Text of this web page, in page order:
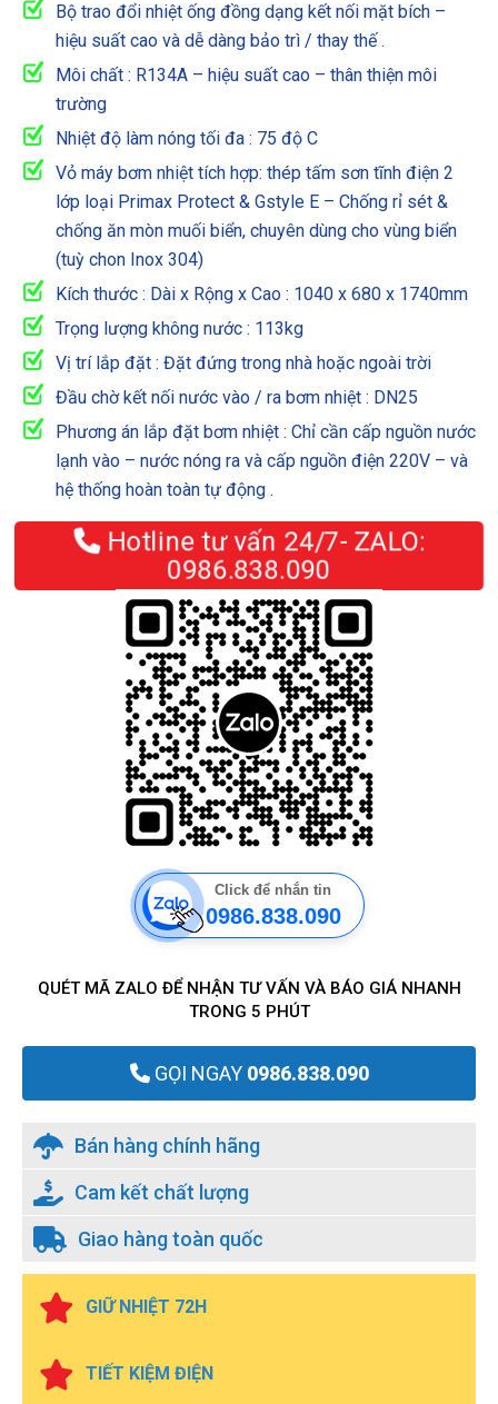
Bộ trao đổi nhiệt ống đồng dạng kết nối mặt bích –
hiệu suất cao và dễ dàng bảo trì / thay thế .
Môi chất : R134A – hiệu suất cao – thân thiện môi
trường
Nhiệt độ làm nóng tối đa : 75 độ C
Vỏ máy bơm nhiệt tích hợp: thép tấm sơn tĩnh điện 2
lớp loại Primax Protect & Gstyle E – Chống rỉ sét &
chống ăn mòn muối biển, chuyên dùng cho vùng biển
(tuỳ chon Inox 304)
Kích thước : Dài x Rộng x Cao : 1040 x 680 x 1740mm
Trọng lượng không nước : 113kg
Vị trí lắp đặt : Đặt đứng trong nhà hoặc ngoài trời
Đầu chờ kết nối nước vào / ra bơm nhiệt : DN25
Phương án lắp đặt bơm nhiệt : Chỉ cần cấp nguồn nước
lạnh vào – nước nóng ra và cấp nguồn điện 220V – và
hệ thống hoàn toàn tự động .
Hotline tư vấn 24/7- ZALO:
0986.838.090
Click để nhắn tin
0986.838.090
QUÉT MÃ ZALO ĐỂ NHẬN TƯ VẤN VÀ BÁO GIÁ NHANH
TRONG 5 PHÚT
GỌI NGAY0986.838.090
Bán hàng chính hãng
Cam kết chất lượng
Giao hàng toàn quốc
GIỮ NHIỆT 72H
TIẾT KIỆM ĐIỆN